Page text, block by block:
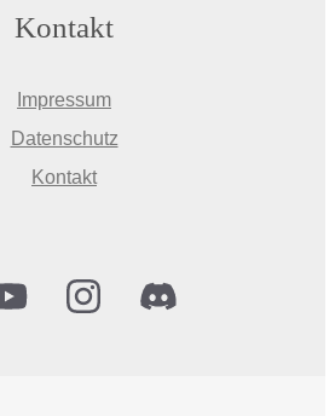
Kontakt
Impressum
Datenschutz
Kontakt